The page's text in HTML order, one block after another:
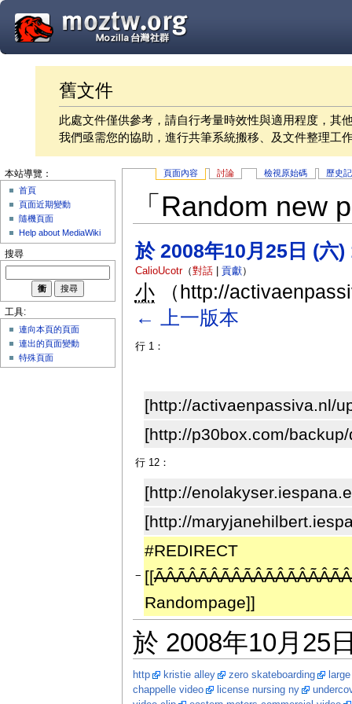
舊文件
此處文件僅供參考，請自行考量時效性與適用程度，其
我們亟需您的協助，進行共筆系統搬移、及文件整理工
頁面內容 討論 檢視原始碼 歷史
「Random new
於 2008年10月25日 (六
CalioUcotr（對話| 貢獻）
小
（http://
← 上一版本
行 1：
[http://activaenpassiva.nl/
[http://p30box.com/
行 12：
[http://
[http://
−
#REDIRECT
[[
Randompage]]
於 2008年10月25
http kristie alley zero skateboarding
chappelle video
license nursing ny
本站導覽：
首頁
頁面近期變動
隨機頁面
Help about MediaWiki
搜尋
工具:
連向本頁的頁面
連出的頁面變動
特殊頁面